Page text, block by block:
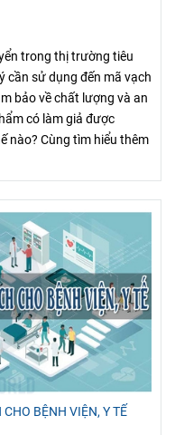
trong thị trường tiêu
cần sử dụng đến mã vạch
bảo về chất lượng và an
có làm giả được
nào? Cùng tìm hiểu thêm
BỆNH VIỆN, Y TẾ